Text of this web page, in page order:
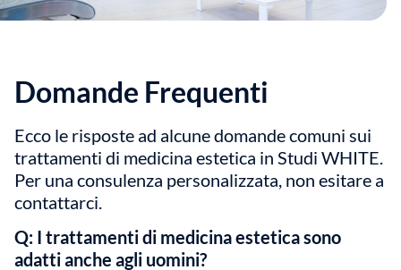
Domande Frequenti
Ecco le risposte ad alcune domande comuni sui
trattamenti di medicina estetica in Studi WHITE.
Per una consulenza personalizzata, non esitare a
contattarci.
Q: I trattamenti di medicina estetica sono
adatti anche agli uomini?